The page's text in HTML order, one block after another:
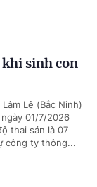
khi sinh con
Lê (Bắc Ninh)
01/7/2026
thai sản là 07
công ty thông...